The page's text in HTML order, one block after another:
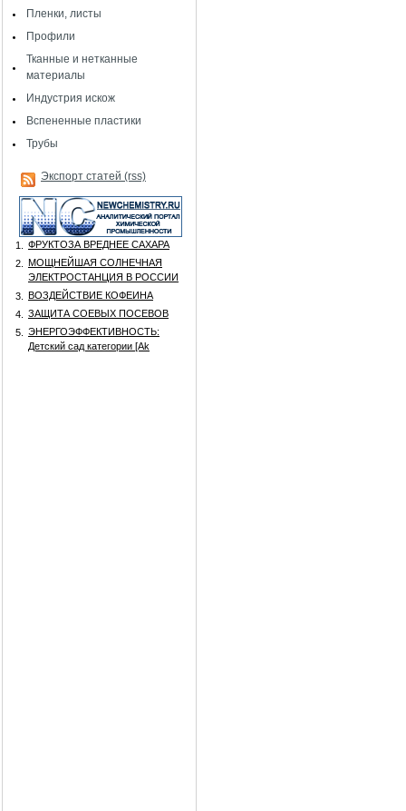
Пленки, листы
Профили
Тканные и нетканные
материалы
Индустрия искож
Вспененные пластики
Трубы
Экспорт статей (rss)
1.
ФРУКТОЗА ВРЕДНЕЕ САХАРА
2.
МОЩНЕЙШАЯ СОЛНЕЧНАЯ
ЭЛЕКТРОСТАНЦИЯ В РОССИИ
3.
ВОЗДЕЙСТВИЕ КОФЕИНА
4.
ЗАЩИТА СОЕВЫХ ПОСЕВОВ
5.
ЭНЕРГОЭФФЕКТИВНОСТЬ:
Детский сад категории [Аk